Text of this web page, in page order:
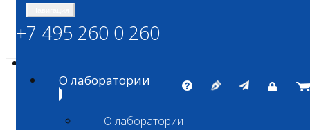
+7 495 260 0 260
О лаборатории
О лаборатории